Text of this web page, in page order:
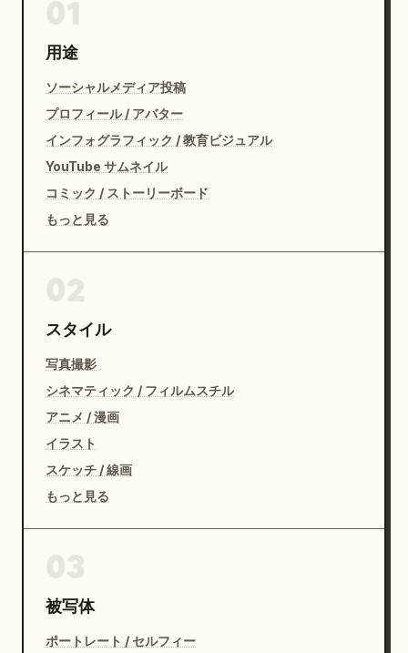
用途
ソーシャルメディア投稿
プロフィール / アバター
インフォグラフィック / 教育ビジュアル
YouTube サムネイル
コミック / ストーリーボード
もっと見る
スタイル
写真撮影
シネマティック / フィルムスチル
アニメ / 漫画
イラスト
スケッチ / 線画
もっと見る
被写体
ポートレート / セルフィー